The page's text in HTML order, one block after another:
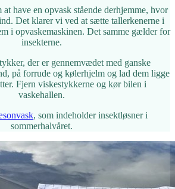
have en opvask stående derhjemme, hvor
Det klarer vi ved at sætte tallerkenerne i
i opvaskemaskinen. Det samme gælder for
insekterne.
der er gennemvædet med ganske
på forrude og kølerhjelm og lad dem ligge
Fjern viskestykkerne og kør bilen i
vaskehallen.
, som indeholder insektløsner i
sommerhalvåret.